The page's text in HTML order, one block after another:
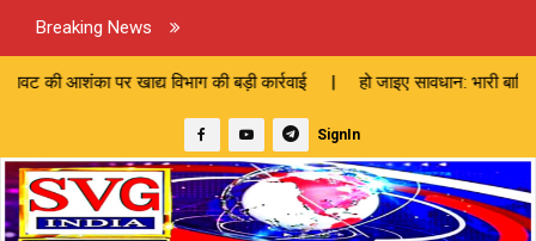
Breaking News
विभाग की बड़ी कार्रवाई | हो जाइए सावधान: भारी बारिश का
SignIn